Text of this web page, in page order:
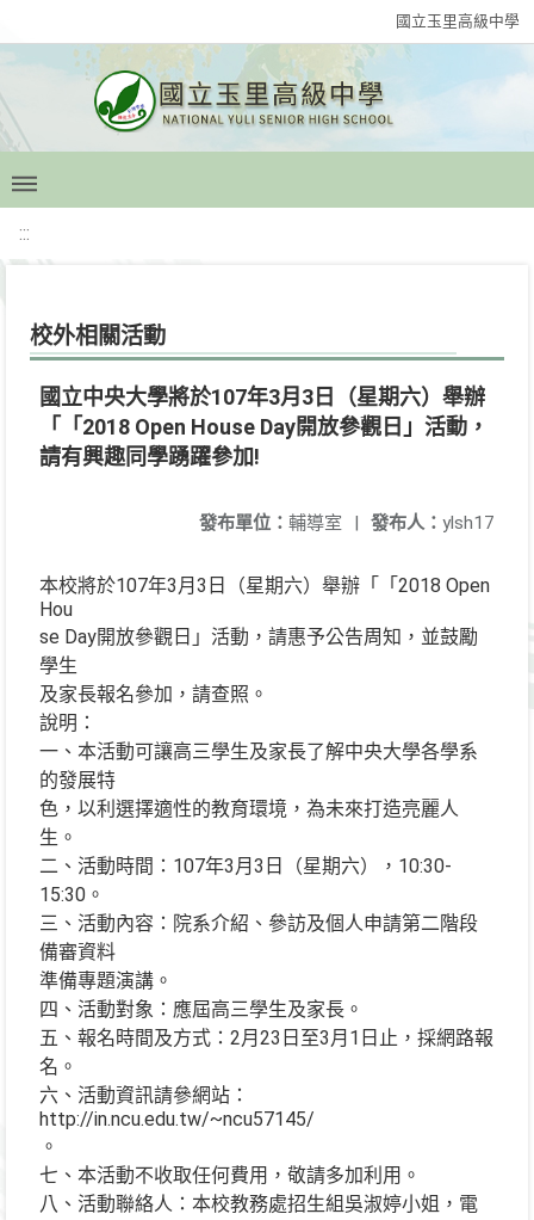
國立玉里高級中學
:::
校外相關活動
國立中央大學將於107年3月3日（星期六）舉辦
「「2018 Open House Day開放參觀日」活動，
請有興趣同學踴躍參加!
發布人： ylsh17
發布單位： 輔導室 |
本校將於107年3月3日（星期六）舉辦「「2018 Open
Hou
se Day開放參觀日」活動，請惠予公告周知，並鼓勵
學生
及家長報名參加，請查照。
說明：
一、本活動可讓高三學生及家長了解中央大學各學系
的發展特
色，以利選擇適性的教育環境，為未來打造亮麗人
生。
二、活動時間：107年3月3日（星期六），10:30-
15:30。
三、活動內容：院系介紹、參訪及個人申請第二階段
備審資料
準備專題演講。
四、活動對象：應屆高三學生及家長。
五、報名時間及方式：2月23日至3月1日止，採網路報
名。
六、活動資訊請參網站：
http://in.ncu.edu.tw/~ncu57145/
。
七、本活動不收取任何費用，敬請多加利用。
八、活動聯絡人：本校教務處招生組吳淑婷小姐，電